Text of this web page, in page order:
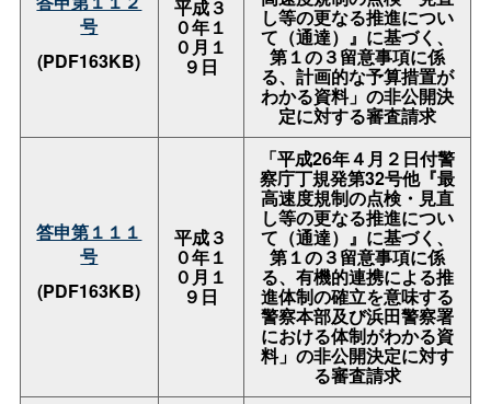
号
(PDF163KB)
平成３
０年１
０月１
９日
し等の更なる推進につい
て（通達）』に基づく、
第１の３留意事項に係
る、計画的な予算措置が
わかる資料」の非公開決
定に対する審査請求
答申第１１１
号
(PDF163KB)
平成３
０年１
０月１
９日
「平成26年４月２日付警
察庁丁規発第32号他『最
高速度規制の点検・見直
し等の更なる推進につい
て（通達）』に基づく、
第１の３留意事項に係
る、有機的連携による推
進体制の確立を意味する
警察本部及び浜田警察署
における体制がわかる資
料」の非公開決定に対す
る審査請求